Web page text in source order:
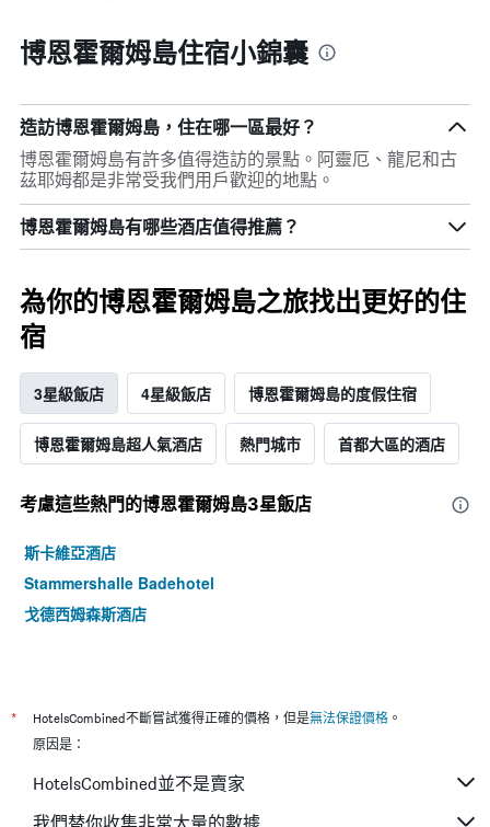
博恩霍爾姆島住宿小錦囊
造訪博恩霍爾姆島，住在哪一區最好？
博恩霍爾姆島有許多值得造訪的景點。阿靈厄、龍尼和古
茲耶姆都是非常受我們用戶歡迎的地點。
博恩霍爾姆島有哪些酒店值得推薦？
為你的博恩霍爾姆島之旅找出更好的住
宿
3星級飯店 4星級飯店 博恩霍爾姆島的度假住宿
博恩霍爾姆島超人氣酒店 熱門城市 首都大區的酒店
考慮這些熱門的博恩霍爾姆島3星​飯店
斯卡維亞酒店
Stammershalle Badehotel
戈德西姆森斯酒店
* HotelsCombined不斷嘗試獲得正確的價格，但是無法保證價格 。
原因是：
HotelsCombined並不是賣家